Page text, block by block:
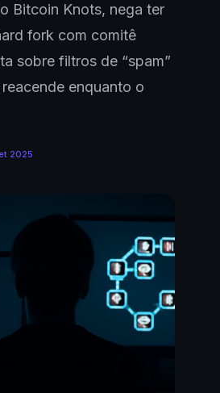
Bitcoin Knots, nega ter
fork com comitê
sobre filtros de “spam”
enquanto o
2025